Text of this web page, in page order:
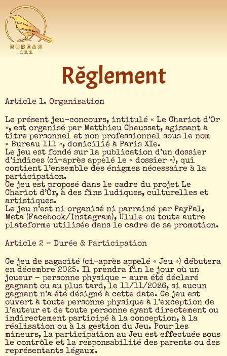
Rêglement
Article 1. Organisation
Le présent jeu-concours, intitulé « Le Chariot d’Or
», est organisé par Matthieu Chaussat, agissant à
titre personnel et non professionnel sous le nom
« Bureau 111 », domicilié à Paris XIe.
Le jeu est fondé sur la publication d’un dossier
d’indices (ci-après appelé le « dossier »), qui
contient l’ensemble des énigmes nécessaire à la
participation.
Ce jeu est proposé dans le cadre du projet Le
Chariot d’Or, à des fins ludiques, culturelles et
artistiques.
Le jeu n’est ni organisé ni parrainé par PayPal,
Meta (Facebook/Instagram), Ulule ou toute autre
plateforme utilisée dans le cadre de sa promotion.
Article 2 – Durée & Participation
Ce jeu de sagacité (ci-après appelé « Jeu ») débutera
en décembre 2025. Il prendra fin le jour où un
joueur – personne physique – aura été déclaré
gagnant ou au plus tard, le 11/11/2026, si aucun
gagnant n’a été désigné à cette date. Ce jeu est
ouvert à toute personne physique à l’exception de
l’auteur et de toute personne ayant directement ou
indirectement participé à la conception, à la
réalisation ou à la gestion du Jeu. Pour les
mineurs, la participation au Jeu est effectuée sous
le contrôle et la responsabilité des parents ou des
représentants légaux.